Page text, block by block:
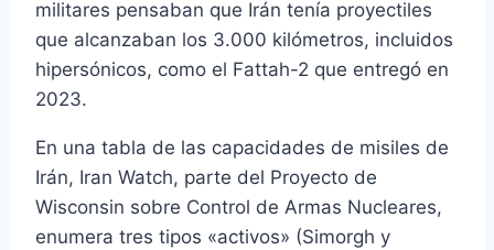
militares pensaban que Irán tenía proyectiles
que alcanzaban los 3.000 kilómetros, incluidos
hipersónicos, como el Fattah-2 que entregó en
2023.
En una tabla de las capacidades de misiles de
Irán, Iran Watch, parte del Proyecto de
Wisconsin sobre Control de Armas Nucleares,
enumera tres tipos «activos» (Simorgh y